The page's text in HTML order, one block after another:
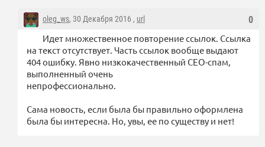
0
oleg_ws, 30 Декабря 2016 , url
Идет множественное повторение ссылок. Ссылка
на текст отсутствует. Часть ссылок вообще выдают
404 ошибку. Явно низкокачественный СЕО-спам,
выполненный очень
непрофессионально.
Сама новость, если была бы правильно оформлена
была бы интересна. Но, увы, ее по существу и нет!